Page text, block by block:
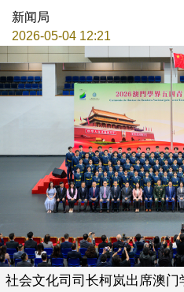
新闻局
2026-05-04 12:21
社会文化司司长柯岚出席澳门